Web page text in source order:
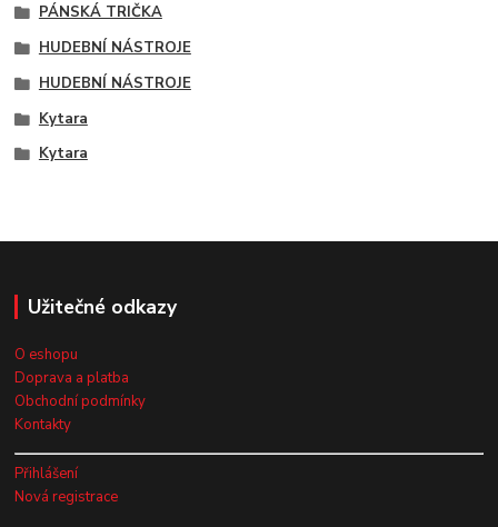
PÁNSKÁ TRIČKA
HUDEBNÍ NÁSTROJE
HUDEBNÍ NÁSTROJE
Kytara
Kytara
Užitečné odkazy
O eshopu
Doprava a platba
Obchodní podmínky
Kontakty
Přihlášení
Nová registrace